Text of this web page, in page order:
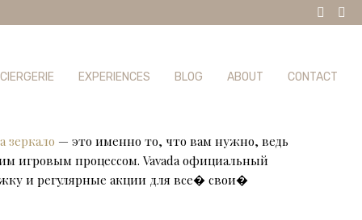
EXPERIENCES BLOG ABOUT CONTACT
зеркало — это именно то, что вам нужно, ведь
игровым процессом. Vavada официальный
и регулярные акции для все� свои�